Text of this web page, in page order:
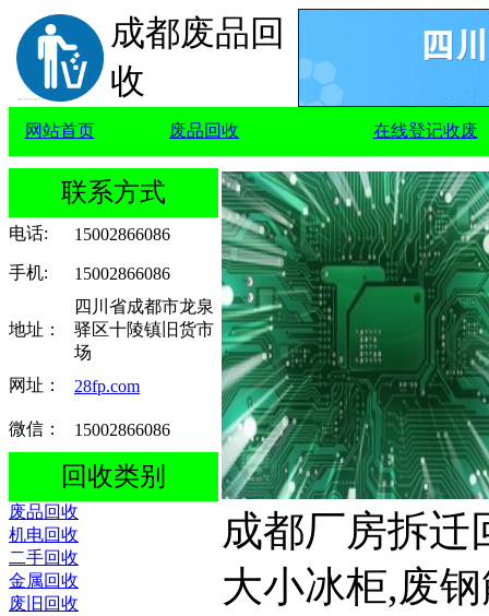
成都废品回
收
网站首页 废品回收 在线登记收废
联系方式
电话: 15002866086
手机: 15002866086
地址：
四川省成都市龙泉
驿区十陵镇旧货市
场
网址：
28fp.com
微信： 15002866086
回收类别
废品回收
机电回收
二手回收
金属回收
废旧回收
成都厂房拆迁
大小冰柜,废